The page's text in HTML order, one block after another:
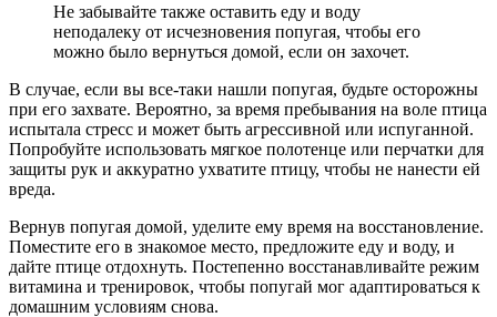
Не забывайте также оставить еду и воду
неподалеку от исчезновения попугая, чтобы его
можно было вернуться домой, если он захочет.
В случае, если вы все-таки нашли попугая, будьте осторожны
при его захвате. Вероятно, за время пребывания на воле птица
испытала стресс и может быть агрессивной или испуганной.
Попробуйте использовать мягкое полотенце или перчатки для
защиты рук и аккуратно ухватите птицу, чтобы не нанести ей
вреда.
Вернув попугая домой, уделите ему время на восстановление.
Поместите его в знакомое место, предложите еду и воду, и
дайте птице отдохнуть. Постепенно восстанавливайте режим
витамина и тренировок, чтобы попугай мог адаптироваться к
домашним условиям снова.